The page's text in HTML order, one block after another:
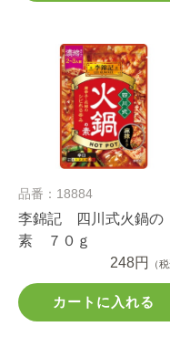
品番：18884
李錦記 四川式火鍋の
素 ７０ｇ
248円
（
カートに入れる